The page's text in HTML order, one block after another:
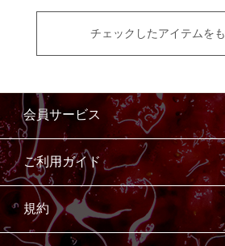
チェックしたアイテムを
会員サービス
ご利用ガイド
規約